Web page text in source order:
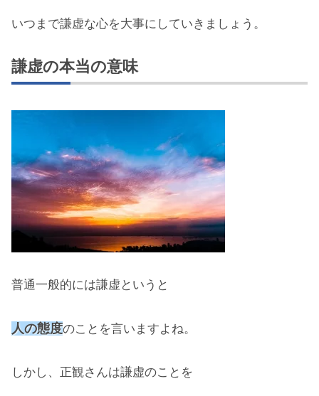
いつまで謙虚な心を大事にしていきましょう。
謙虚の本当の意味
普通一般的には謙虚というと
人の態度のことを言いますよね。
しかし、正観さんは謙虚のことを